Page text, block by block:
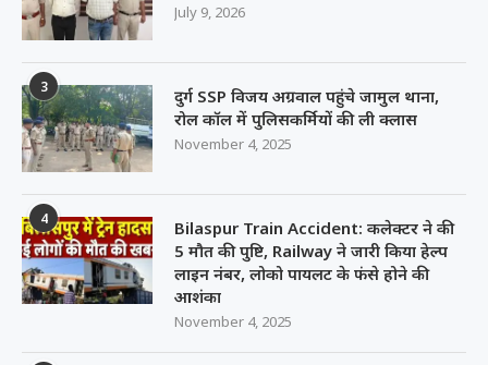
July 9, 2026
3
दुर्ग SSP विजय अग्रवाल पहुंचे जामुल थाना,
रोल कॉल में पुलिसकर्मियों की ली क्लास
November 4, 2025
4
Bilaspur Train Accident: कलेक्टर ने की
5 मौत की पुष्टि, Railway ने जारी किया हेल्प
लाइन नंबर, लोको पायलट के फंसे होने की
आशंका
November 4, 2025